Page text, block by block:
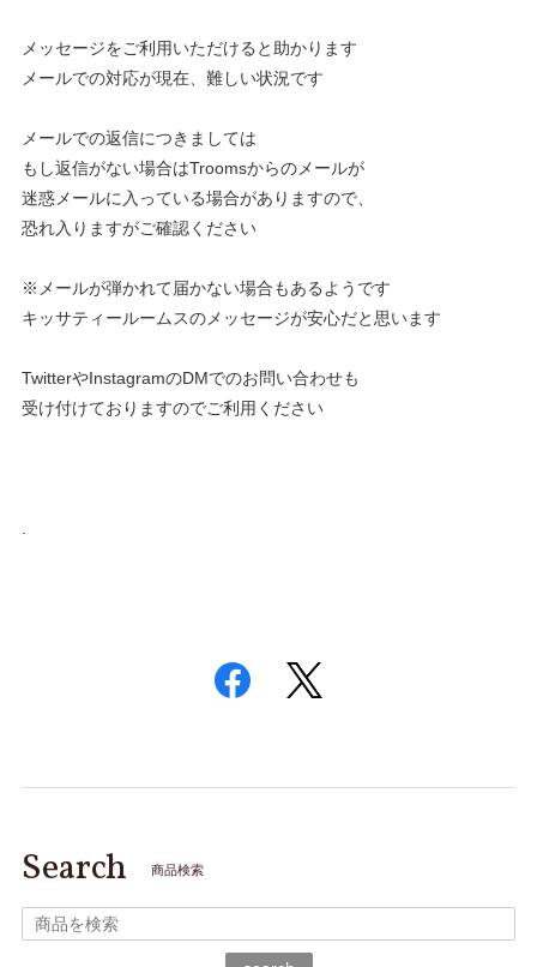
メッセージをご利用いただけると助かります
メールでの対応が現在、難しい状況です
メールでの返信につきましては
もし返信がない場合はTroomsからのメールが
迷惑メールに入っている場合がありますので、
恐れ入りますがご確認ください
※メールが弾かれて届かない場合もあるようです
キッサティールームスのメッセージが安心だと思います
TwitterやInstagramのDMでのお問い合わせも
受け付けておりますのでご利用ください
.
Search 商品検索